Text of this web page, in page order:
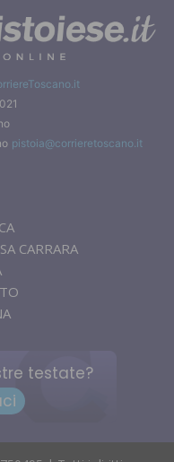
pistoia@corrieretoscano.it
CARRARA
testate?